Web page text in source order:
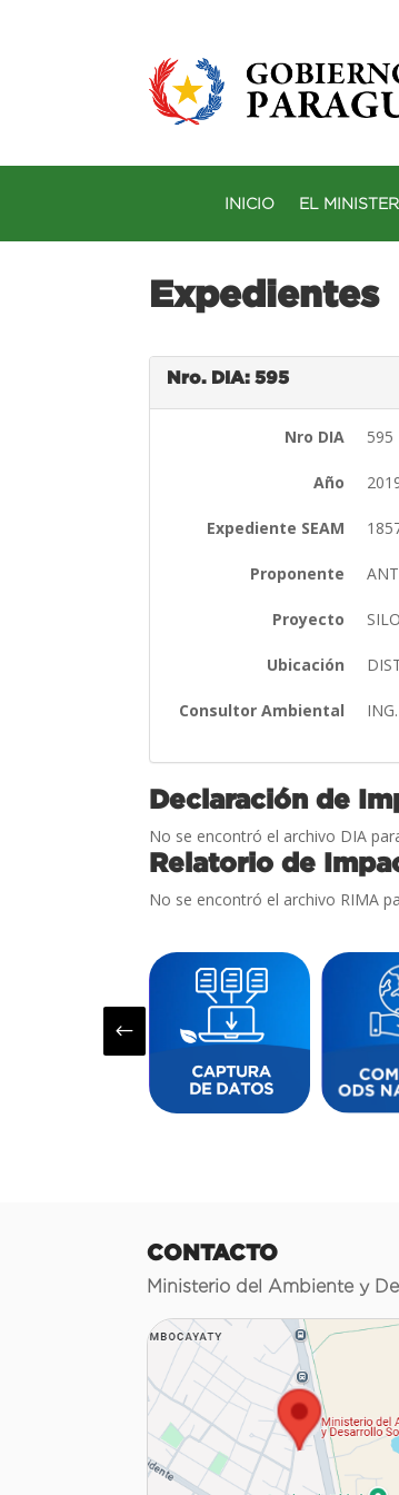
INICIO EL
Expedientes
Nro. DIA: 595
Nro DIA 595
Año
Expediente SEAM
Proponente
Proyecto
Ubicación
Consultor Ambiental
Declaración de
No se encontró el archivo DIA
Relatorio de
No se encontró el archivo RIMA
#
CONTACTO
Ministerio del Ambiente y